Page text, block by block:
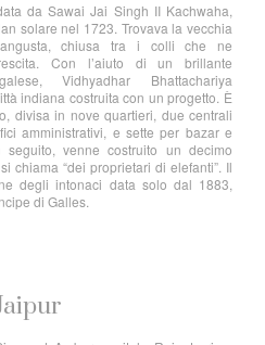
da Sawai Jai Singh II Kachwaha,
solare nel 1723. Trovava la vecchia
angusta, chiusa tra i colli che ne
Con l’aiuto di un brillante
Vidhyadhar Bhattachariya
indiana costruita con un progetto. È
divisa in nove quartieri, due centrali
amministrativi, e sette per bazar e
venne costruito un decimo
chiama “dei proprietari di elefanti”. Il
degli intonaci data solo dal 1883,
di Galles.